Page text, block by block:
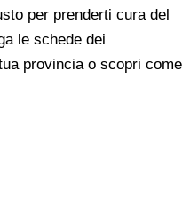
per prenderti cura del
le schede dei
provincia o scopri come